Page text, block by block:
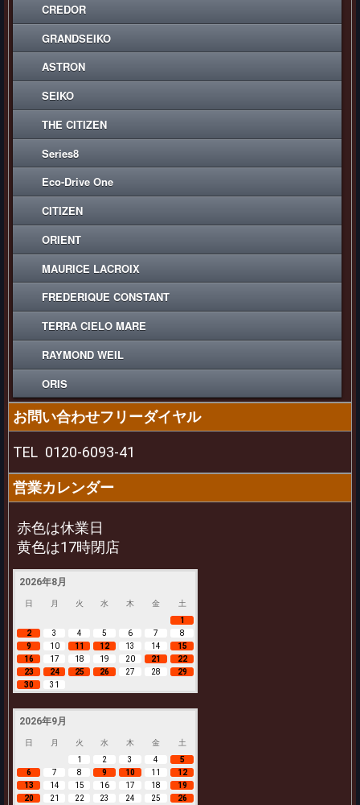
CREDOR
GRANDSEIKO
ASTRON
SEIKO
THE CITIZEN
Series8
Eco-Drive One
CITIZEN
ORIENT
MAURICE LACROIX
FREDERIQUE CONSTANT
TERRA CIELO MARE
RAYMOND WEIL
ORIS
お問い合わせフリーダイヤル
TEL 0120-6093-41
営業カレンダー
赤色は休業日
黄色は17時閉店
2026年8月
日 月 火 水 木 金
土
1
2
3 4 5 6 7
8
9
10 11 12 13 14
15
16
17 18 19 20 21
22
23
24 25 26 27 28
29
30
31
2026年9月
日 月 火 水 木 金
土
1
2 3 4
5
6
7 8 9 10 11
12
13
14 15 16 17 18
19
20
21 22 23 24 25
26